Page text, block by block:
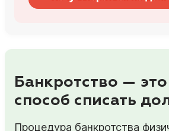
Банкротство —
способ списать
Процедура банкротства